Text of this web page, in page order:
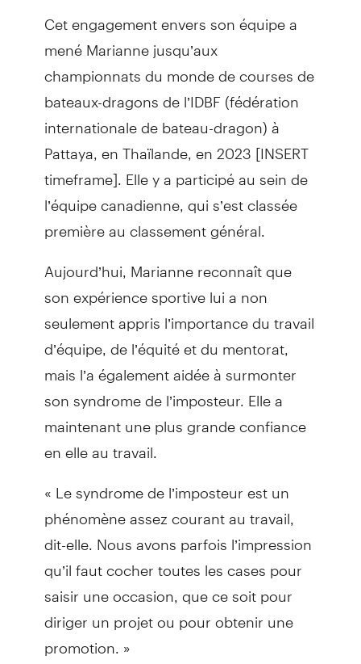
Cet engagement envers son équipe a
mené Marianne jusqu’aux
championnats du monde de courses de
bateaux-dragons de l’IDBF (fédération
internationale de bateau-dragon) à
Pattaya, en Thaïlande, en 2023 [INSERT
timeframe]. Elle y a participé au sein de
l’équipe canadienne, qui s’est classée
première au classement général.
Aujourd’hui, Marianne reconnaît que
son expérience sportive lui a non
seulement appris l’importance du travail
d’équipe, de l’équité et du mentorat,
mais l’a également aidée à surmonter
son syndrome de l’imposteur. Elle a
maintenant une plus grande confiance
en elle au travail.
« Le syndrome de l’imposteur est un
phénomène assez courant au travail,
dit-elle. Nous avons parfois l’impression
qu’il faut cocher toutes les cases pour
saisir une occasion, que ce soit pour
diriger un projet ou pour obtenir une
promotion. »